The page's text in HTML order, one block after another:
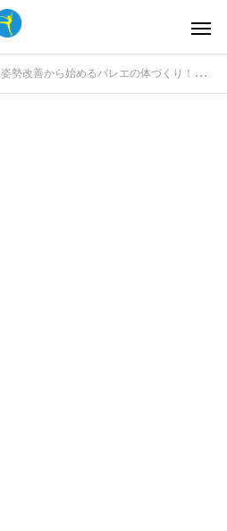
姿勢改善から始めるバレエの体づくり！日常生活で意識すべきポイント